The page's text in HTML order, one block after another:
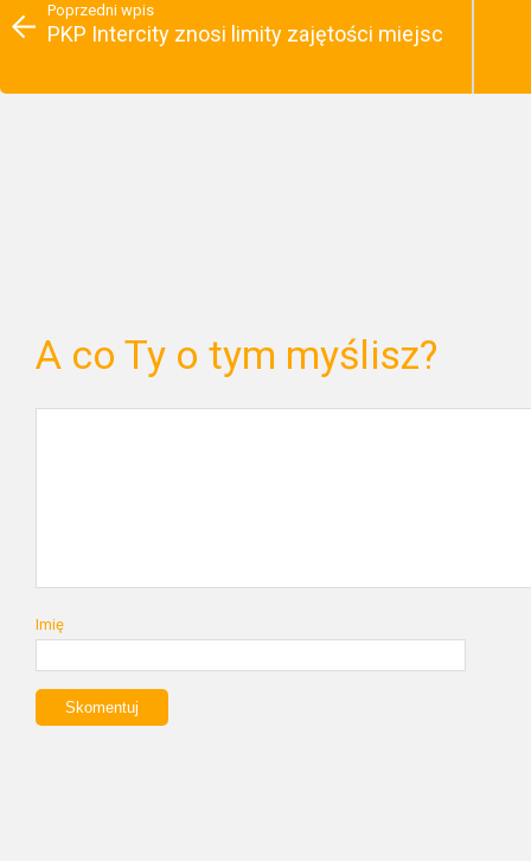
Poprzedni wpis
PKP Intercity znosi limity zajętości miejsc
A co Ty o tym myślisz?
Imię